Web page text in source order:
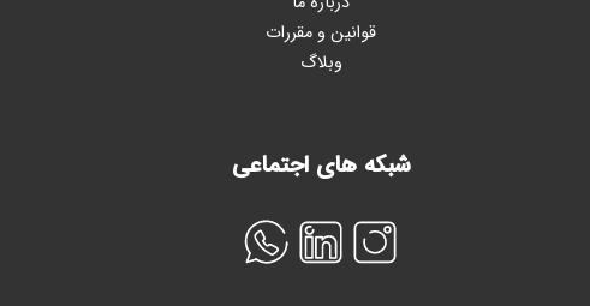
قوانین و مقررات
وبلاگ
شبکه های اجتماعی